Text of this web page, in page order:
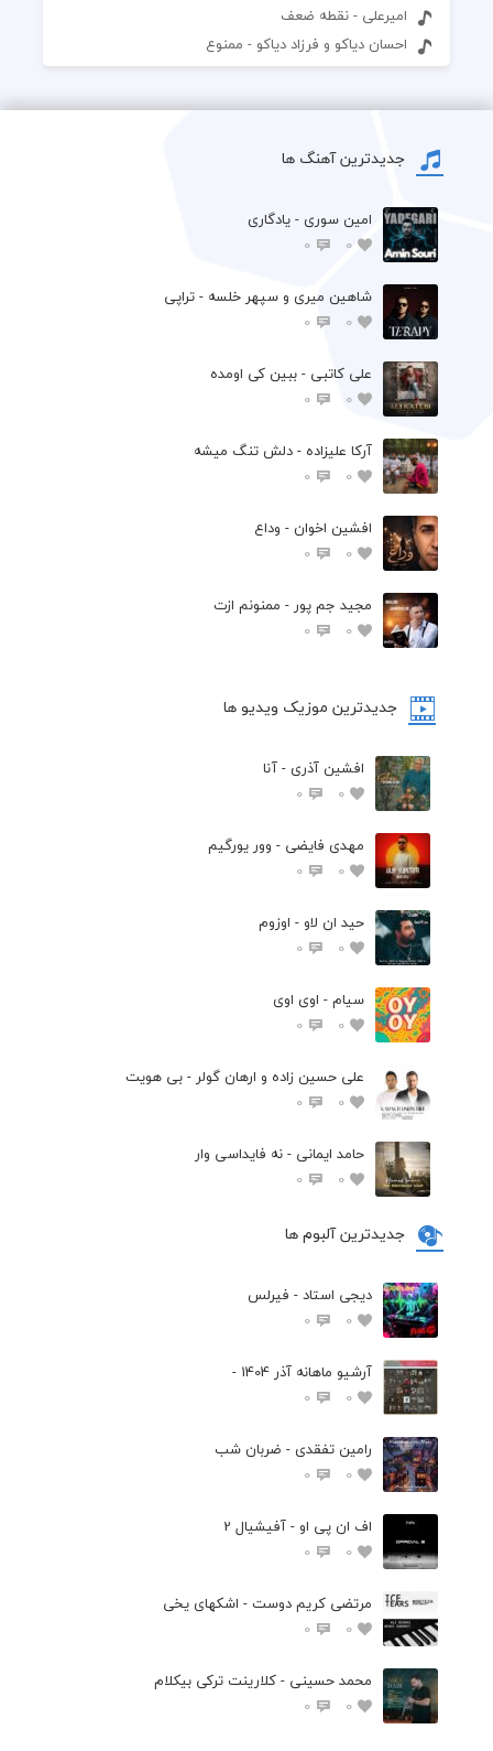
امیرعلی - نقطه ضعف
احسان دیاکو و فرزاد دیاکو - ممنوع
جدیدترین آهنگ ها
امین سوری - یادگاری
0
0
شاهین میری و سپهر خلسه - تراپی
0
0
علی کاتبی - ببین کی اومده
0
0
آرکا علیزاده - دلش تنگ میشه
0
0
افشين اخوان - وداع
0
0
مجید جم پور - ممنونم ازت
0
0
جدیدترین موزیک ویدیو ها
افشین آذری - آنا
0
0
مهدی فایضی - وور یورگیم
0
0
حید ان لاو - اوزوم
0
0
سیام - اوی اوی
0
0
علی حسین زاده و ارهان گولر - بی هویت
0
0
حامد ایمانی - نه فایداسی وار
0
0
جدیدترین آلبوم ها
دیجی استاد - فیرلس
0
0
آرشیو ماهانه آذر 1404 -
0
0
رامین تفقدی - ضربان شب
0
0
اف ان پی او - آفیشیال 2
0
0
مرتضی کریم دوست - اشکهای یخی
0
0
محمد حسینی - کلارینت ترکی بیکلام
0
0